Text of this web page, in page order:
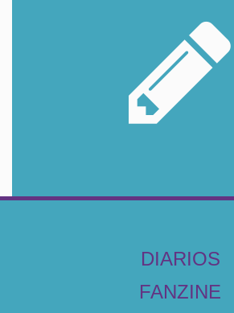
DIARIOS
FANZINE